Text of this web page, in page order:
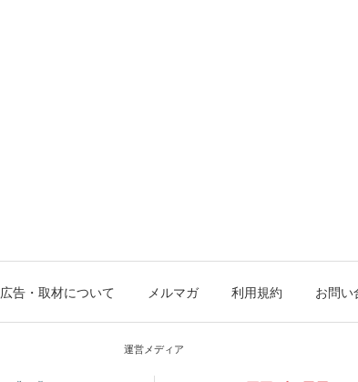
広告・取材について メルマガ 利用規約 お問い
運営メディア